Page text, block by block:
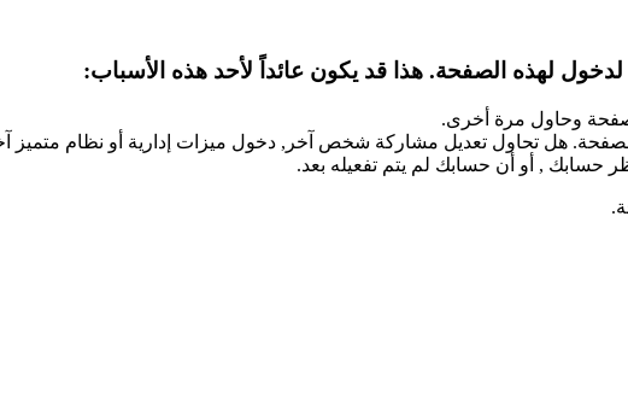
لهذه الصفحة. هذا قد يكون عائداً لأحد هذه الأسباب:
وحاول مرة أخرى.
هل تحاول تعديل مشاركة شخص آخر, دخول ميزات إدارية أو نظام متميز
حسابك , أو أن حسابك لم يتم تفعيله بعد.